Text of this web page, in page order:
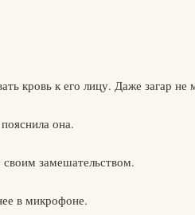
кровь к его лицу. Даже загар не
она.
замешательством.
в микрофоне.